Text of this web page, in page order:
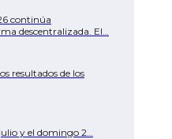
continúa
descentralizada. El…
resultados de los
y el domingo 2…